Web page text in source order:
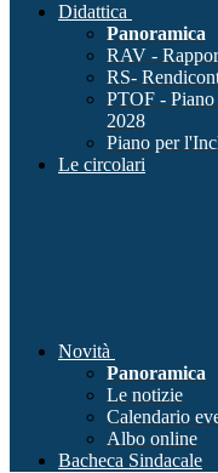
Didattica
Panoramica
RAV -
RS-
PTOF -
2028
Piano per
Le circolari
Novità
Panoramica
Le notizie
Calendario
Albo online
Bacheca Sindacale